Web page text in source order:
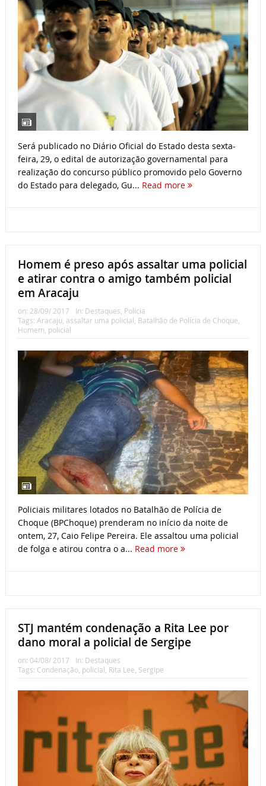
Será publicado no Diário Oficial do Estado desta sexta-
feira, 29, o edital de autorização governamental para
realização do concurso público promovido pelo Governo
do Estado para delegado, Gu... Read more
Homem é preso após assaltar uma policial
e atirar contra o amigo também policial
em Aracaju
on: 28/09/ 2017 In: Destaques Polícia
Tags: Aracaju assaltar uma policial Batalhão de Polícia de Choque
Homem policial
Policiais militares lotados no Batalhão de Polícia de
Choque (BPChoque) prenderam no início da noite de
ontem, 27, Caio Felipe Pereira. Ele assaltou uma policial
de folga e atirou contra o a... Read more
STJ mantém condenação a Rita Lee por
dano moral a policial de Sergipe
on: 04/08/ 2017 In: Destaques
Tags: Condenação, policial Rita Lee Sergipe